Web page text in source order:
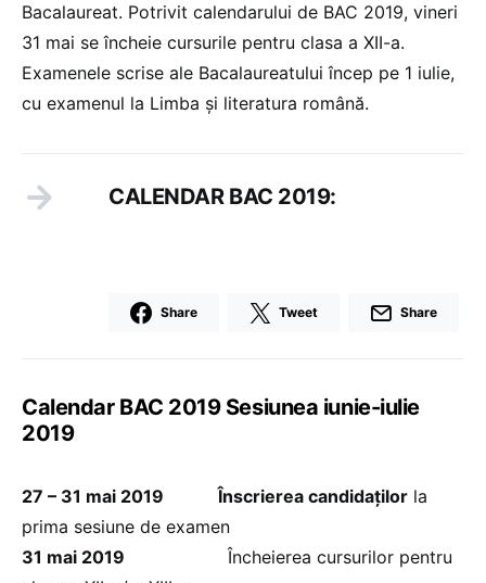
Bacalaureat. Potrivit calendarului de BAC 2019, vineri
31 mai se încheie cursurile pentru clasa a XII-a.
Examenele scrise ale Bacalaureatului încep pe 1 iulie,
cu examenul la Limba și literatura română.
CALENDAR BAC 2019:
Share Tweet Share
Calendar BAC 2019 Sesiunea iunie-iulie
2019
27 – 31 mai 2019 Înscrierea candidaților la
prima sesiune de examen
31 mai 2019 Încheierea cursurilor pentru